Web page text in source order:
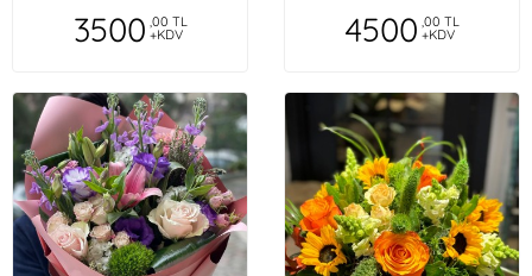
3500 ,00 TL
+KDV 4500 ,00 TL
+KDV